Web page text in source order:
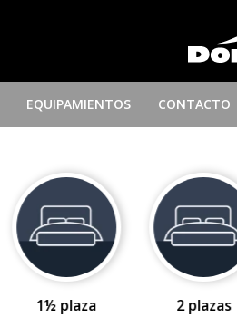
EQUIPAMIENTOS CONTACTO
1½ plaza 2 plazas